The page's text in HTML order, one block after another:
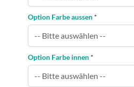
Option Farbe aussen *
Option Farbe innen *